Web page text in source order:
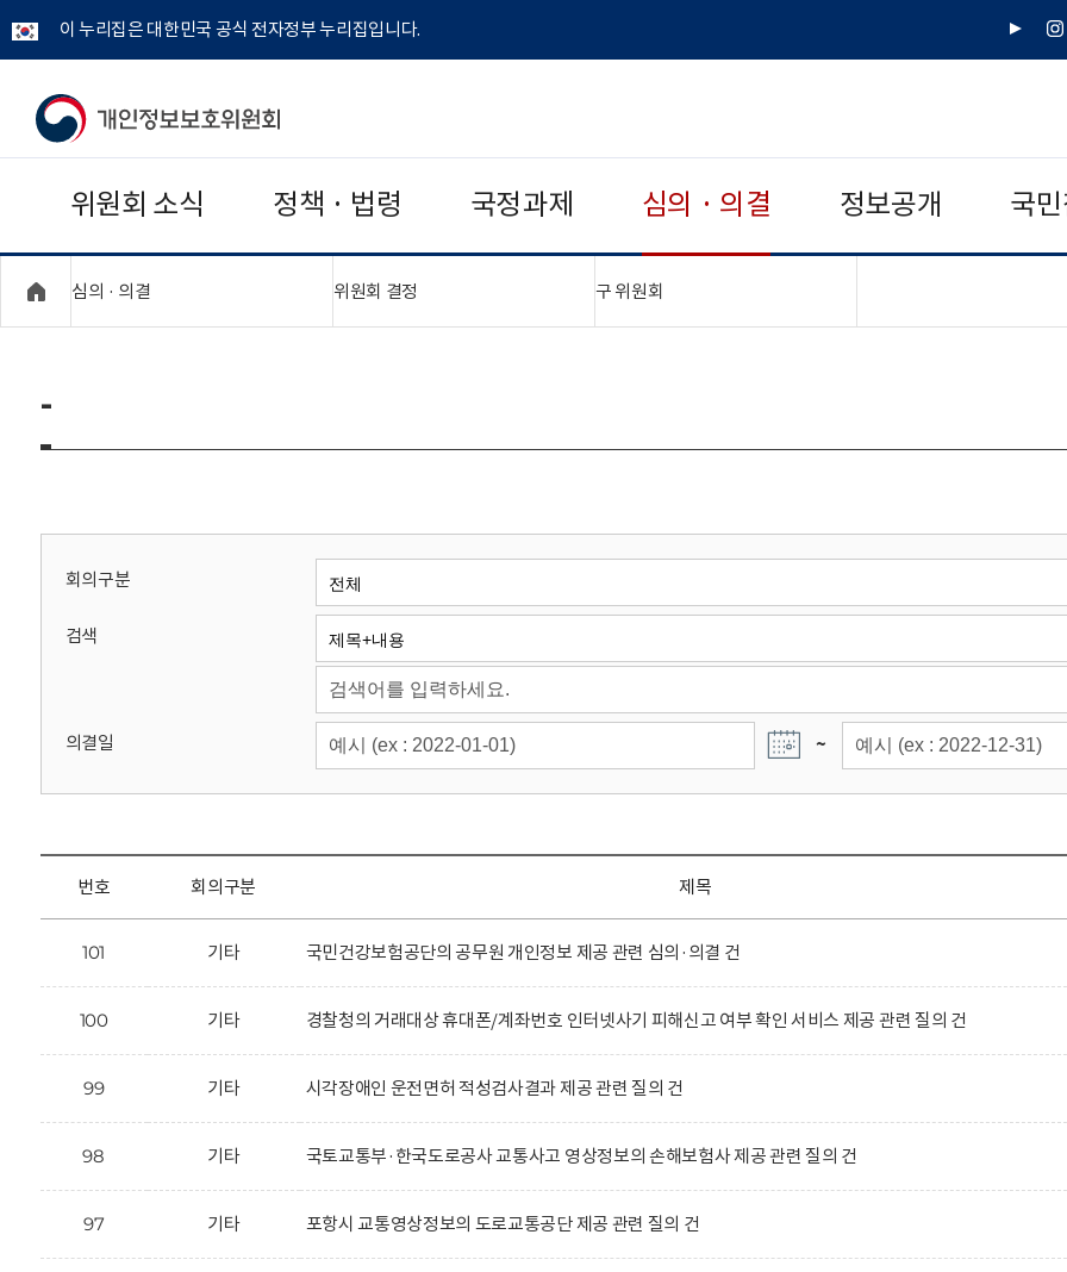
이 누리집은 대한민국 공식 전자정부 누리집입니다.
유
인
개
보
보
위
회
위원회 소식 정책 · 법령 국정과제 심의 · 의결 정보공개 국
심의 · 의결 위원회 결정 구 위원회
-
회의구분
검색
의결일 ~
번호 회의구분 제목
101 기타 국민건강보험공단의 공무원 개인정보 제공 관련 심의·의결 건
100 기타 경찰청의 거래대상 휴대폰/계좌번호 인터넷사기 피해신고 여부 확인 서비스 제공 관련 질의 건
99 기타 시각장애인 운전면허 적성검사결과 제공 관련 질의 건
98 기타 국토교통부·한국도로공사 교통사고 영상정보의 손해보험사 제공 관련 질의 건
97 기타 포항시 교통영상정보의 도로교통공단 제공 관련 질의 건